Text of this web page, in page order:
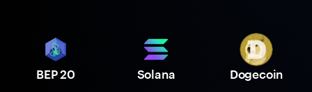
BEP 20 Solana Dogecoin